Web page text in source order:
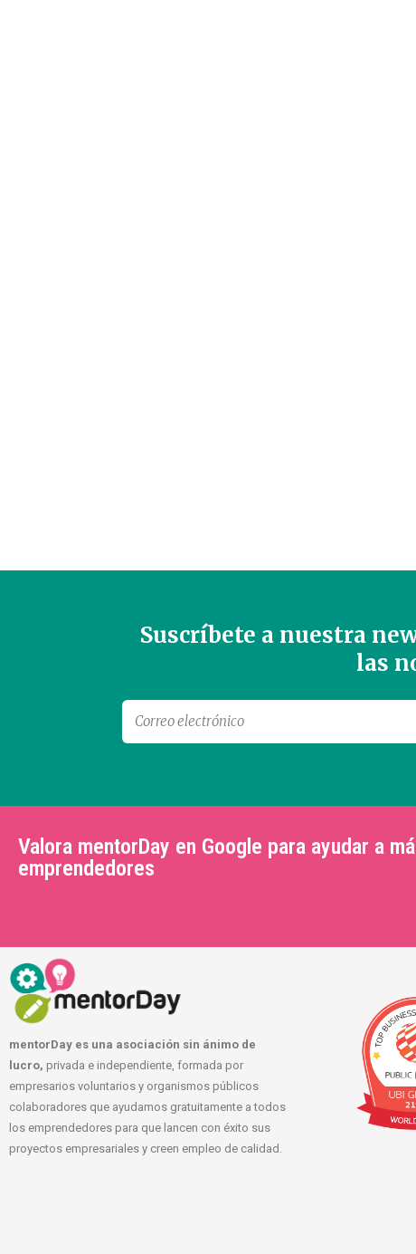
Suscríbete a nuestra
las
Valora mentorDay en Google para ayudar a
emprendedores
mentorDay es una asociación sin ánimo de
lucro, privada e independiente, formada por
empresarios voluntarios y organismos públicos
colaboradores que ayudamos gratuitamente a todos
los emprendedores para que lancen con éxito sus
proyectos empresariales y creen empleo de calidad.